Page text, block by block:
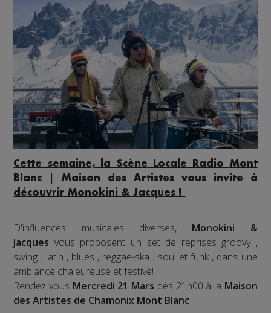
Cette semaine, la Scène Locale Radio Mont
Blanc | Maison des Artistes vous invite à
découvrirMonokini & Jacques !
D'influences musicales diverses, Monokini &
Jacques vous proposent un set de reprises groovy ,
swing , latin , blues , reggae-ska , soul et funk , dans une
ambiance chaleureuse et festive!
Rendez vous Mercredi 21 Mars dès 21h00 à la Maison
des Artistes de Chamonix Mont Blanc